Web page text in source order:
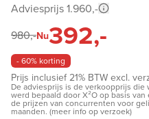
Adviesprijs 1.960,-
980,-Nu392,-
- 60% korting
Prijs inclusief 21% BTW excl.
De adviesprijs is de verkoopprijs
werd bepaald door X²O op basis
de prijzen van concurrenten voor
maanden. (meer info op verzoek)